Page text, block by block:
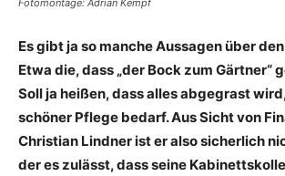
Fotomontage: Adrian Kempf
Es gibt ja so manche Aussagen über
Etwa die, dass „der Bock zum Gärtner“
Soll ja heißen, dass alles abgegrast
schöner Pflege bedarf. Aus Sicht von
Christian Lindner ist er also sicherlich
der es zulässt, dass seine